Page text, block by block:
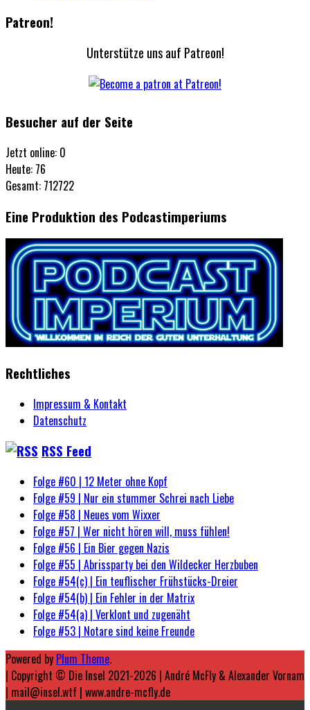
Patreon!
Unterstütze uns auf Patreon!
Besucher auf der Seite
Jetzt online: 0
Heute: 76
Gesamt: 712722
Eine Produktion des Podcastimperiums
Rechtliches
Impressum & Kontakt
Datenschutz
RSS Feed
Folge #60 | 12 Meter ohne Kopf
Folge #59 | Nur ein stummer Schrei nach Liebe
Folge #58 | Neues vom Wixxer
Folge #57 | Wer nicht hören will, muss fühlen!
Folge #56 | Ein Bier gegen Nazis
Folge #55 | Abrissparty bei den Wildecker Herzbuben
Folge #54(c) | Ein teuflischer Frühstücks-Dreier
Folge #54(b) | Ein Fehler in der Matrix
Folge #54(a) | Verklont und zugenäht
Folge #53 | Notare sind keine Freunde
Powered by Plum Theme.
| Copyright © Die Insel 2021-2026 | André McFly & Alexander Vornam
| mail@insel.wtf | www.andre-mcfly.de